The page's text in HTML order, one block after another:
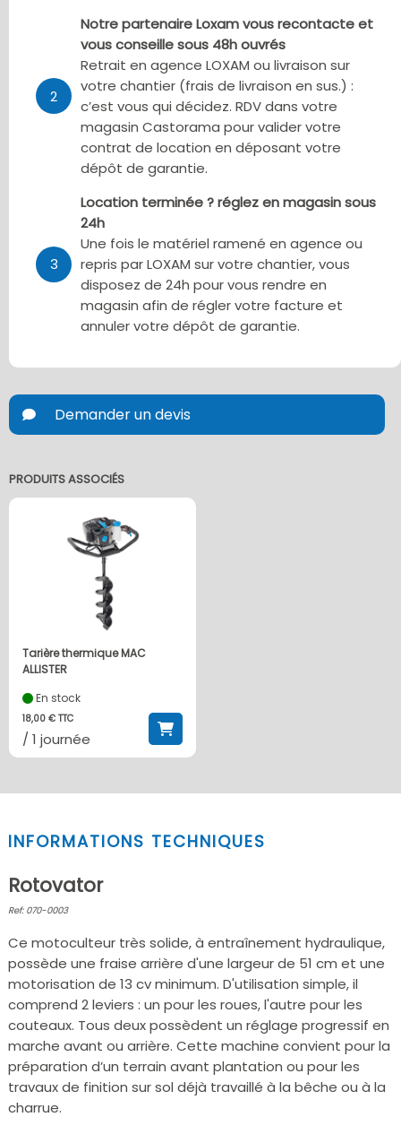
2
Notre partenaire Loxam vous recontacte et
vous conseille sous 48h ouvrés
Retrait en agence LOXAM ou livraison sur
votre chantier (frais de livraison en sus.) :
c’est vous qui décidez. RDV dans votre
magasin Castorama pour valider votre
contrat de location en déposant votre
dépôt de garantie.
3
Location terminée ? réglez en magasin sous
24h
Une fois le matériel ramené en agence ou
repris par LOXAM sur votre chantier, vous
disposez de 24h pour vous rendre en
magasin afin de régler votre facture et
annuler votre dépôt de garantie.
Demander un devis
PRODUITS ASSOCIÉS
Tarière thermique MAC
ALLISTER
En stock
18,00 € TTC
/ 1 journée
INFORMATIONS TECHNIQUES
Rotovator
Ref: 070-0003
Ce motoculteur très solide, à entraînement hydraulique,
possède une fraise arrière d'une largeur de 51 cm et une
motorisation de 13 cv minimum. D'utilisation simple, il
comprend 2 leviers : un pour les roues, l'autre pour les
couteaux. Tous deux possèdent un réglage progressif en
marche avant ou arrière. Cette machine convient pour la
préparation d’un terrain avant plantation ou pour les
travaux de finition sur sol déjà travaillé à la bêche ou à la
charrue.